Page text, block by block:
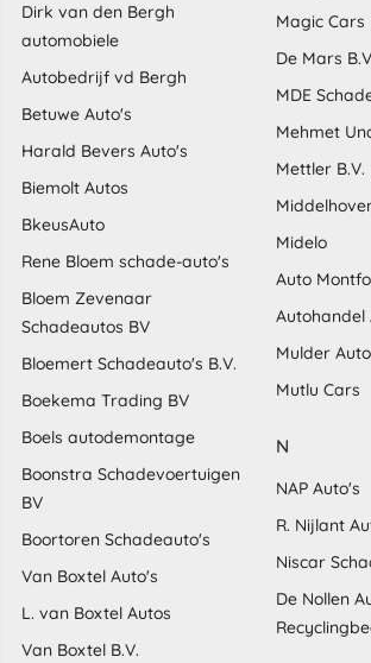
Dirk van den Bergh
automobiele
Autobedrijf vd Bergh
Betuwe Auto's
Harald Bevers Auto's
Biemolt Autos
BkeusAuto
Rene Bloem schade-auto's
Bloem Zevenaar
Schadeautos BV
Bloemert Schadeauto's B.V.
Boekema Trading BV
Boels autodemontage
Boonstra Schadevoertuigen
BV
Boortoren Schadeauto's
Van Boxtel Auto's
L. van Boxtel Autos
Van Boxtel B.V.
Magic Cars
De Mars
MDE
Mehmet
Mettler B.V.
Midelo
Auto
Autohandel
Mulder
Mutlu Cars
N
NAP Auto's
R. Nijlant
Niscar
De Nollen